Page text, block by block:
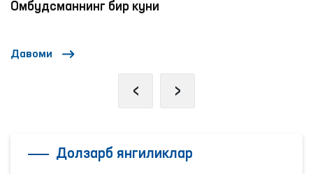
Омбудсманнинг бир куни
Давоми
‹ ›
Долзарб янгиликлар